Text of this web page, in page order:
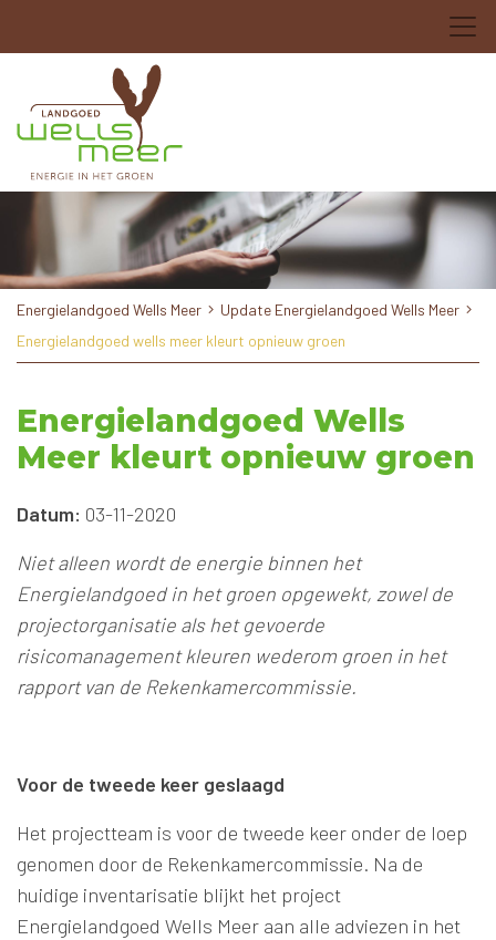
Energielandgoed Wells Meer
Update Energielandgoed Wells Meer
Energielandgoed wells meer kleurt opnieuw groen
Energielandgoed Wells
Meer kleurt opnieuw groen
Datum: 03-11-2020
Niet alleen wordt de energie binnen het
Energielandgoed in het groen opgewekt, zowel de
projectorganisatie als het gevoerde
risicomanagement kleuren wederom groen in het
rapport van de Rekenkamercommissie.
Voor de tweede keer geslaagd
Het projectteam is voor de tweede keer onder de loep
genomen door de Rekenkamercommissie. Na de
huidige inventarisatie blijkt het project
Energielandgoed Wells Meer aan alle adviezen in het